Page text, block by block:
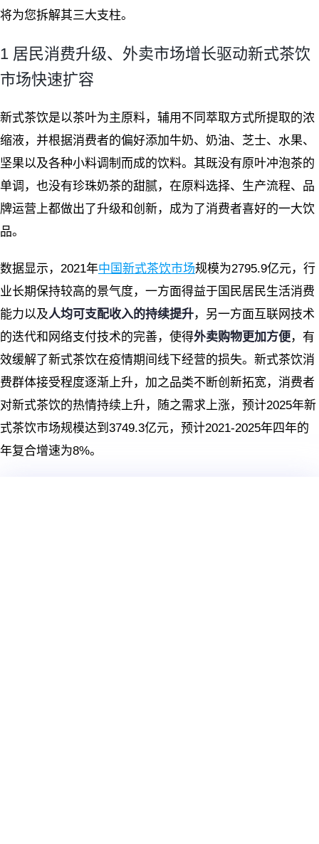
将为您拆解其三大支柱。
1 居民消费升级、外卖市场增长驱动新式茶饮
市场快速扩容
新式茶饮是以茶叶为主原料，辅用不同萃取方式所提取的浓
缩液，并根据消费者的偏好添加牛奶、奶油、芝士、水果、
坚果以及各种小料调制而成的饮料。其既没有原叶冲泡茶的
单调，也没有珍珠奶茶的甜腻，在原料选择、生产流程、品
牌运营上都做出了升级和创新，成为了消费者喜好的一大饮
品。
数据显示，2021年中国新式茶饮市场规模为2795.9亿元，行
业长期保持较高的景气度，一方面得益于国民居民生活消费
能力以及人均可支配收入的持续提升，另一方面互联网技术
的迭代和网络支付技术的完善，使得外卖购物更加方便，有
效缓解了新式茶饮在疫情期间线下经营的损失。新式茶饮消
费群体接受程度逐渐上升，加之品类不断创新拓宽，消费者
对新式茶饮的热情持续上升，随之需求上涨，预计2025年新
式茶饮市场规模达到3749.3亿元，预计2021-2025年四年的
年复合增速为8%。